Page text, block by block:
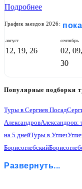
Подробнее
График заездов 2026:
август
12, 19, 26
сентябрь
02,
30
Популярные подборки
Туры в Сергиев Посад
АлександровАлександров:
на 5 днейТуры в Углич
Борисоглебский
Ярославль: туры на 5 дней
Развернуть...